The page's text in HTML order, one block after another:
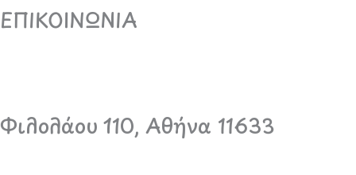
ΕΠΙΚΟΙΝΩΝΙΑ
Φιλολάου 110, Αθήνα 11633